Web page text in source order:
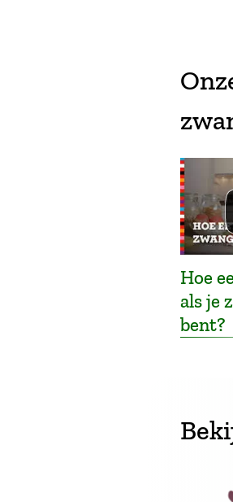
Hoe
als je
bent?